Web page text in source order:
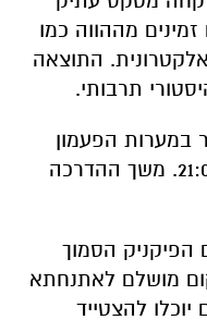
במערות הפעמון
בשעות: 19:30, 20:00, 20:30, 21:00. משך ההדרכה
הפיקניק הסמוך
מושלם לאתנחתא
להצטייד
תוכלו לרכוש
המעולים.